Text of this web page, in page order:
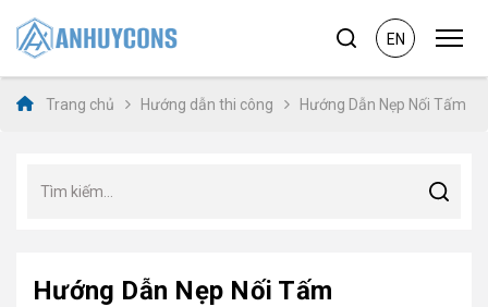
EN
Trang chủ Hướng dẫn thi công Hướng Dẫn Nẹp Nối Tấm
Hướng Dẫn Nẹp Nối Tấm